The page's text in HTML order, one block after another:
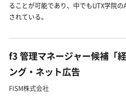
ることが可能であり、中でもUTX学院
されている。
f3 管理マネージャー候補「
ング・ネット広告
FISM株式会社